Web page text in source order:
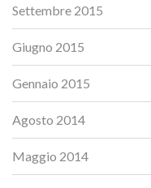
Settembre 2015
Giugno 2015
Gennaio 2015
Agosto 2014
Maggio 2014